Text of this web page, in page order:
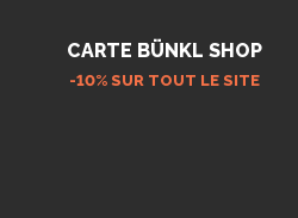
CARTE BÜNKL SHOP
-10% SUR TOUT LE SITE